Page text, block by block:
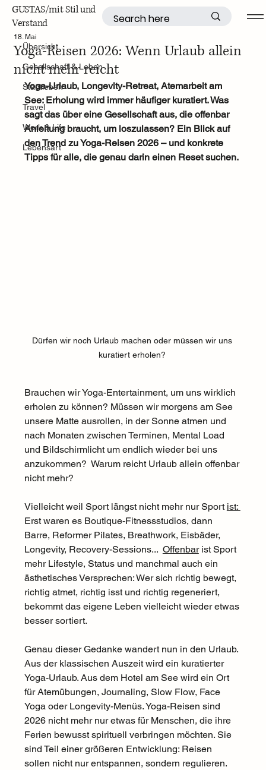
GUSTAS/mit Stil und
Verstand
Übersicht
Gesellschaft & Leben
Stadtleben
Travel
Work & Life
Lebensart
Übersicht
Yoga-Reisen 2026: Wenn Urlaub allein
nicht mehr reicht
18. Mai
Yoga-Urlaub, Longevity-Retreat, Atemarbeit am
See: Erholung wird immer häufiger kuratiert. Was
sagt das über eine Gesellschaft aus, die offenbar
Anleitung braucht, um loszulassen? Ein Blick auf
den Trend zu Yoga-Reisen 2026 – und konkrete
Tipps für alle, die genau darin einen Reset suchen.
Dürfen wir noch Urlaub machen oder müssen wir uns
kuratiert erholen?
Brauchen wir Yoga-Entertainment, um uns wirklich
erholen zu können? Müssen wir morgens am See
unsere Matte ausrollen, in der Sonne atmen und
nach Monaten zwischen Terminen, Mental Load
und Bildschirmlicht um endlich wieder bei uns
anzukommen?  Warum reicht Urlaub allein offenbar
nicht mehr?
Vielleicht weil Sport längst nicht mehr nur Sport ist:
Erst waren es Boutique-Fitnessstudios, dann
Barre, Reformer Pilates, Breathwork, Eisbäder,
Longevity, Recovery-Sessions... Offenbar ist Sport
mehr Lifestyle, Status und manchmal auch ein
ästhetisches Versprechen: Wer sich richtig bewegt,
richtig atmet, richtig isst und richtig regeneriert,
bekommt das eigene Leben vielleicht wieder etwas
besser sortiert.
Genau dieser Gedanke wandert nun in den Urlaub.
Aus der klassischen Auszeit wird ein kuratierter
Yoga-Urlaub. Aus dem Hotel am See wird ein Ort
für Atemübungen, Journaling, Slow Flow, Face
Yoga oder Longevity-Menüs. Yoga-Reisen sind
2026 nicht mehr nur etwas für Menschen, die ihre
Ferien bewusst spirituell verbringen möchten. Sie
sind Teil einer größeren Entwicklung: Reisen
sollen nicht nur entspannen, sondern regulieren.